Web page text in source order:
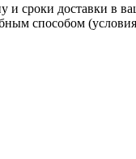
и сроки доставки в
способом (условия